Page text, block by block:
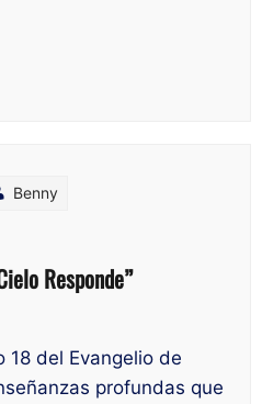
Benny
Responde”
18 del Evangelio de
profundas que